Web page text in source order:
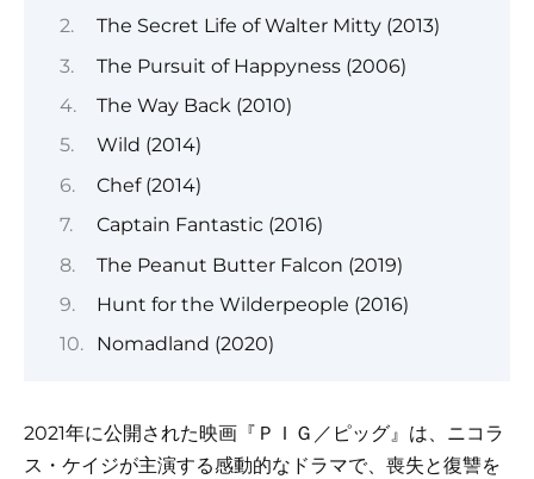
The Secret Life of Walter Mitty (2013)
The Pursuit of Happyness (2006)
The Way Back (2010)
Wild (2014)
Chef (2014)
Captain Fantastic (2016)
The Peanut Butter Falcon (2019)
Hunt for the Wilderpeople (2016)
Nomadland (2020)
2021年に公開された映画『ＰＩＧ／ピッグ』は、ニコラ
ス・ケイジが主演する感動的なドラマで、喪失と復讐を